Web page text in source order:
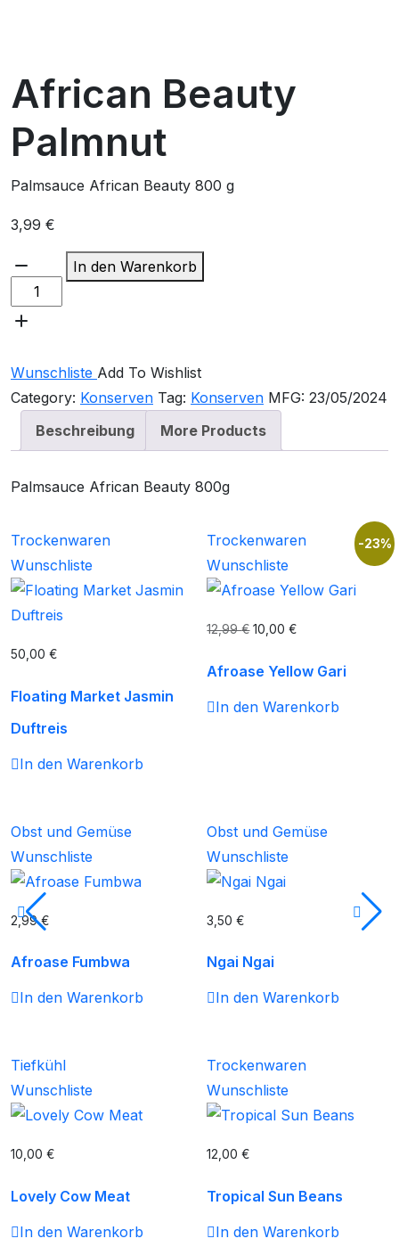
African Beauty
Palmnut
Palmsauce African Beauty 800 g
3,99 €
In den Warenkorb
Wunschliste Add To Wishlist
Category: Konserven Tag: Konserven MFG: 23/05/2024
Beschreibung
More Products
Palmsauce African Beauty 800g
Trockenwaren
Wunschliste
50,00 €
Floating Market Jasmin
Duftreis
In den Warenkorb
Trockenwaren
Wunschliste
12,99€ 10,00€
-23%
Afroase Yellow Gari
In den Warenkorb
Obst und Gemüse
Wunschliste
2,99€
Afroase Fumbwa
In den Warenkorb
Obst und Gemüse
Wunschliste
3,50€
Ngai Ngai
In den Warenkorb
Tiefkühl
Wunschliste
10,00 €
Lovely Cow Meat
In den Warenkorb
Trockenwaren
Wunschliste
12,00€
Tropical Sun Beans
In den Warenkorb